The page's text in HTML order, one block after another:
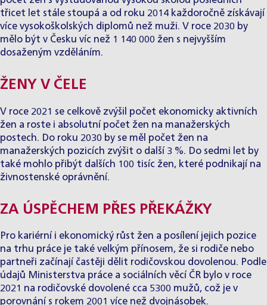
třicet let stále stoupá a od roku 2014 každoročně získávají
více vysokoškolských diplomů než muži. V roce 2030 by
mělo být v Česku víc než 1 140 000 žen s nejvyšším
dosaženým vzděláním.
ŽENY V ČELE
V roce 2021 se celkově zvýšil počet ekonomicky aktivních
žen a roste i absolutní počet žen na manažerských
postech. Do roku 2030 by se měl počet žen na
manažerských pozicích zvýšit o další 3 %. Do sedmi let by
také mohlo přibýt dalších 100 tisíc žen, které podnikají na
živnostenské oprávnění.
ZA ÚSPĚCHEM PŘES PŘEKÁŽKY
Pro kariérní i ekonomický růst žen a posílení jejich pozice
na trhu práce je také velkým přínosem, že si rodiče nebo
partneři začínají častěji dělit rodičovskou dovolenou. Podle
údajů Ministerstva práce a sociálních věcí ČR bylo v roce
2021 na rodičovské dovolené cca 5300 mužů, což je v
porovnání s rokem 2001 více než dvojnásobek.